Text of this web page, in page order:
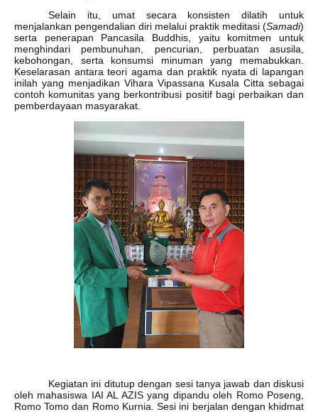
Selain itu, umat secara konsisten dilatih untuk
menjalankan pengendalian diri melalui praktik meditasi (Samadi)
serta penerapan Pancasila Buddhis, yaitu komitmen untuk
menghindari pembunuhan, pencurian, perbuatan asusila,
kebohongan, serta konsumsi minuman yang memabukkan.
Keselarasan antara teori agama dan praktik nyata di lapangan
inilah yang menjadikan Vihara Vipassana Kusala Citta sebagai
contoh komunitas yang berkontribusi positif bagi perbaikan dan
pemberdayaan masyarakat.
Kegiatan ini ditutup dengan sesi tanya jawab dan diskusi
oleh mahasiswa IAI AL AZIS yang dipandu oleh Romo Poseng,
Romo Tomo dan Romo Kurnia. Sesi ini berjalan dengan khidmat